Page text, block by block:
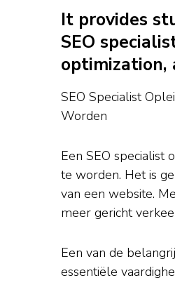
It provides
SEO
optimization,
SEO Specialist
Worden
Een SEO specialist
te worden. Het is
van een website.
meer gericht
Een van de
essentiële